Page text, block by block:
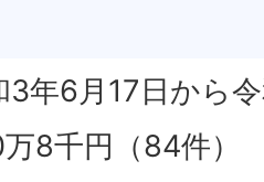
3年6月17日から
8千円（84件）